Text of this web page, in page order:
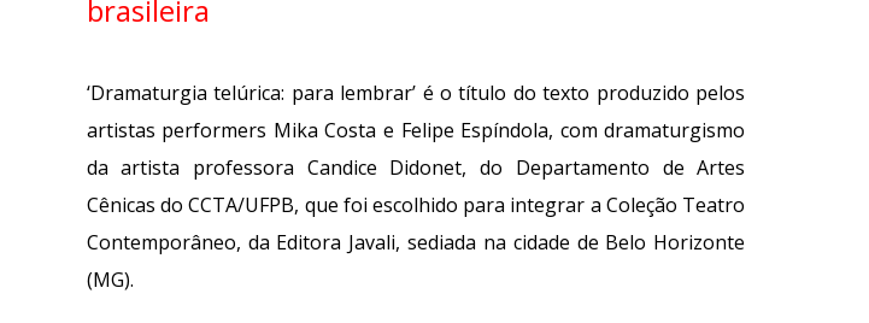
brasileira
‘Dramaturgia telúrica: para lembrar’ é o título do texto produzido pelos
artistas performers Mika Costa e Felipe Espíndola, com dramaturgismo
da artista professora Candice Didonet, do Departamento de Artes
Cênicas do CCTA/UFPB, que foi escolhido para integrar a Coleção Teatro
Contemporâneo, da Editora Javali, sediada na cidade de Belo Horizonte
(MG).